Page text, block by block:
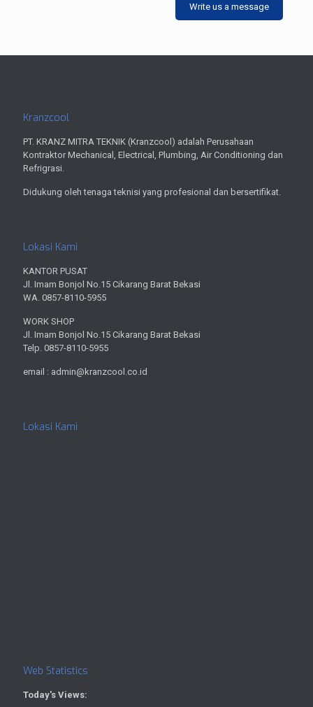
Write us a message
Kranzcool
PT. KRANZ MITRA TEKNIK (Kranzcool) adalah Perusahaan
Kontraktor Mechanical, Electrical, Plumbing, Air Conditioning dan
Refrigrasi.
Didukung oleh tenaga teknisi yang profesional dan bersertifikat.
Lokasi Kami
KANTOR PUSAT
Jl. Imam Bonjol No.15 Cikarang Barat Bekasi
WA. 0857-8110-5955
WORK SHOP
Jl. Imam Bonjol No.15 Cikarang Barat Bekasi
Telp. 0857-8110-5955
email : admin@kranzcool.co.id
Lokasi Kami
Web Statistics
Today's Views: